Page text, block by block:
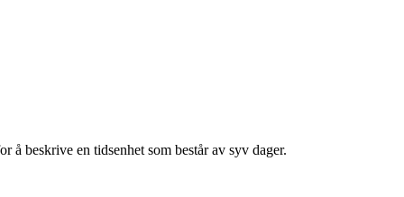
å beskrive en tidsenhet som består av syv dager.